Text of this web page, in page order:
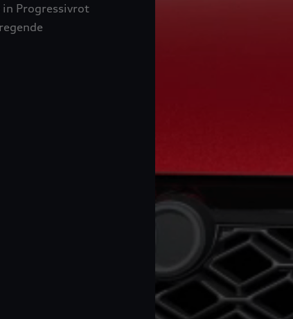
in Progressivrot